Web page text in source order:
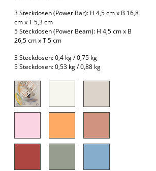
& Deckenleuchten
& Leseleuchten
3 Steckdosen (Power Bar): H 4,5 cm x B 16,8
cm x T 5,3 cm
5 Steckdosen (Power Beam): H 4,5 cm x B
26,5 cm x T 5 cm
3 Steckdosen: 0,4 kg / 0,75 kg
5 Steckdosen: 0,53 kg / 0,88 kg